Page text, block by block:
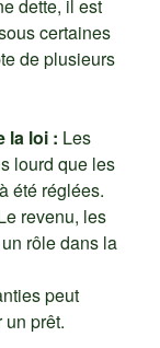
dette, il est
certaines
de plusieurs
la loi : Les
lourd que les
été réglées.
revenu, les
rôle dans la
peut
un prêt.